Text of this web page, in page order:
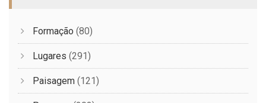
Formação (80)
Lugares (291)
Paisagem (121)